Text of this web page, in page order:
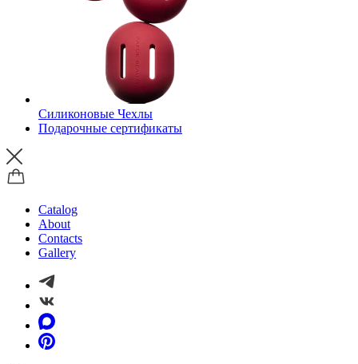
Силиконовые Чехлы
Подарочные сертификаты
Catalog
About
Contacts
Gallery